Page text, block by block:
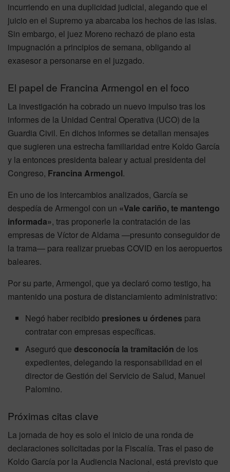
incurriendo en una duplicidad judicial, alegando que el
juicio en el Supremo ya abarcaba los hechos de las islas.
Sin embargo, el juez Moreno rechazó de plano esta
impugnación a principios de semana, obligando al
exasesor a personarse en el juzgado.
El papel de Francina Armengol en el foco
La investigación ha cobrado un nuevo impulso tras los
informes de la Unidad Central Operativa (UCO) de la
Guardia Civil. En dichos informes se detallan mensajes
que sugieren una estrecha familiaridad entre Koldo García
y la entonces presidenta balear y actual presidenta del
Congreso, Francina Armengol.
En uno de los intercambios analizados, García se
despedía de Armengol con un «Vale cariño, te mantengo
informada», tras proponerle la contratación de las
empresas de Víctor de Aldama —presunto conseguidor de
la trama— para realizar pruebas COVID en los aeropuertos
baleares.
Por su parte, Armengol, que ya declaró como testigo, ha
mantenido una postura de distanciamiento administrativo:
Negó haber recibido presiones u órdenes para
contratar con empresas específicas.
Aseguró quedesconocía la tramitación de los
expedientes, delegando la responsabilidad en el
director de Gestión del Servicio de Salud, Manuel
Palomino.
Próximas citas clave
La jornada de hoy es solo el inicio de una ronda de
declaraciones solicitadas por la Fiscalía. Tras el paso de
Koldo García por la Audiencia Nacional, está previsto que